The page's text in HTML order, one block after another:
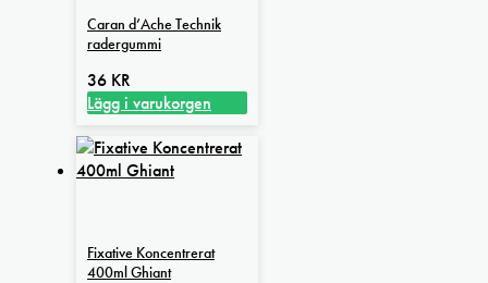
Caran d’Ache Technik
radergummi
36 KR
Lägg i varukorgen
Fixative Koncentrerat
400ml Ghiant